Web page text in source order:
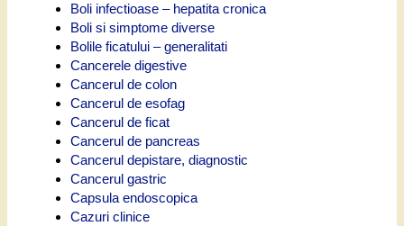
Boli infectioase – hepatita cronica
Boli si simptome diverse
Bolile ficatului – generalitati
Cancerele digestive
Cancerul de colon
Cancerul de esofag
Cancerul de ficat
Cancerul de pancreas
Cancerul depistare, diagnostic
Cancerul gastric
Capsula endoscopica
Cazuri clinice